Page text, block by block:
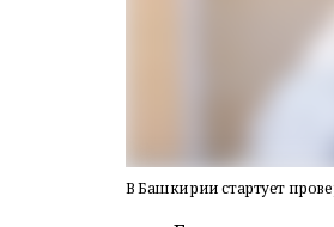
В Башкирии стартует